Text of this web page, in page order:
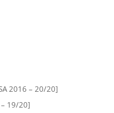
2016 – 20/20]
– 19/20]